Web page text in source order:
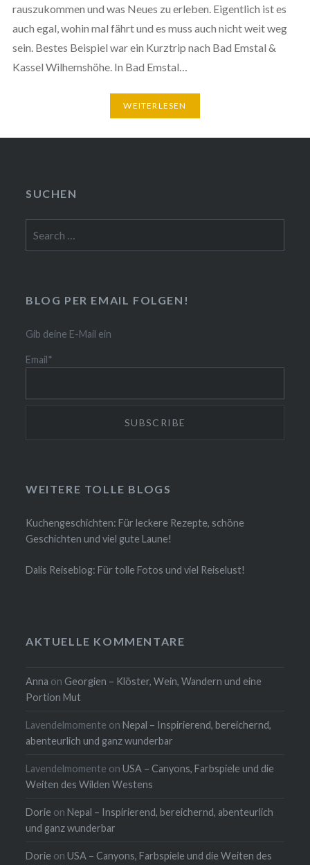
rauszukommen und was Neues zu erleben. Eigentlich ist es
auch egal, wohin mal fährt und es muss auch nicht weit weg
sein. Bestes Beispiel war ein Kurztrip nach Bad Emstal &
Kassel Wilhemshöhe. In Bad Emstal…
WEITERLESEN
SUCHEN
for:
BLOG PER EMAIL FOLGEN!
Gib deine E-Mail ein
Email*
WEITERE TOLLE BLOGS
Kuchengeschichten: Für leckere Rezepte, schöne
Geschichten und viel gute Laune!
Dalis Reiseblog: Für tolle Fotos und viel Reiselust!
AKTUELLE KOMMENTARE
Anna on Georgien – Klöster, Wein, Wandern und eine
Portion Mut
Lavendelmomente onNepal – Inspirierend, bereichernd,
abenteurlich und ganz wunderbar
Lavendelmomente onUSA – Canyons, Farbspiele und die
Weiten des Wilden Westens
Dorie onNepal – Inspirierend, bereichernd, abenteurlich
und ganz wunderbar
Dorie onUSA – Canyons, Farbspiele und die Weiten des